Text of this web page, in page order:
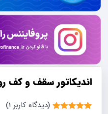
اندیکاتور سقف و کف
(دیدگاه کاربر 1
)